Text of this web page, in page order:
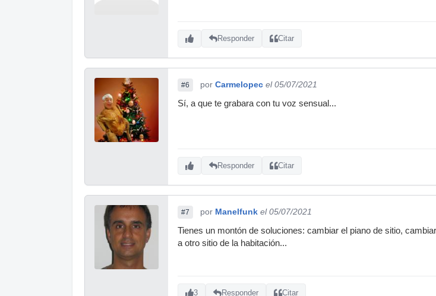
Responder Citar
#6 por Carmelopec el 05/07/2021
Sí, a que te grabara con tu voz sensual...
Responder Citar
#7 por Manelfunk el 05/07/2021
Tienes un montón de soluciones: cambiar el piano de sitio,
a otro sitio de la habitación...
3 Responder Citar